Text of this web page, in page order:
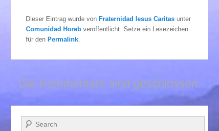
Dieser Eintrag wurde vonFraternidad Iesus Caritas unter
Comunidad Horeb veröffentlicht. Setze ein Lesezeichen
für denPermalink
Die Kommentare sind geschlossen.
Suchen